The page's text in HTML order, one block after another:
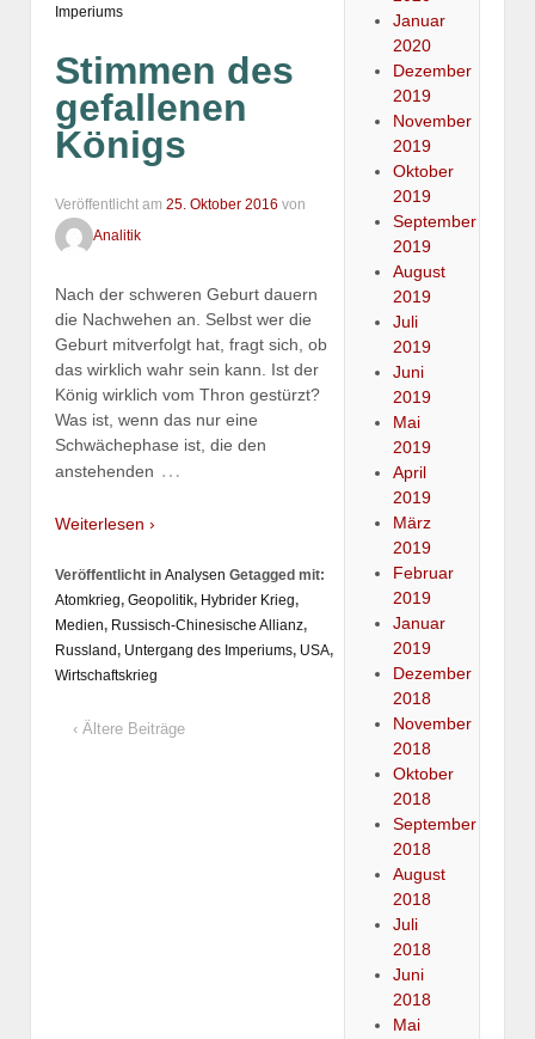
Imperiums
Stimmen des
gefallenen
Königs
Veröffentlicht am 25. Oktober 2016 von
Analitik
Nach der schweren Geburt dauern
die Nachwehen an. Selbst wer die
Geburt mitverfolgt hat, fragt sich, ob
das wirklich wahr sein kann. Ist der
König wirklich vom Thron gestürzt?
Was ist, wenn das nur eine
Schwächephase ist, die den
anstehenden …
Weiterlesen ›
Veröffentlicht in Analysen Getagged mit:
Atomkrieg, Geopolitik, Hybrider Krieg,
Medien, Russisch-Chinesische Allianz,
Russland, Untergang des Imperiums, USA,
Wirtschaftskrieg
‹ Ältere Beiträge
Januar
2020
Dezember
2019
November
2019
Oktober
2019
September
2019
August
2019
Juli
2019
Juni
2019
Mai
2019
April
2019
März
2019
Februar
2019
Januar
2019
Dezember
2018
November
2018
Oktober
2018
September
2018
August
2018
Juli
2018
Juni
2018
Mai